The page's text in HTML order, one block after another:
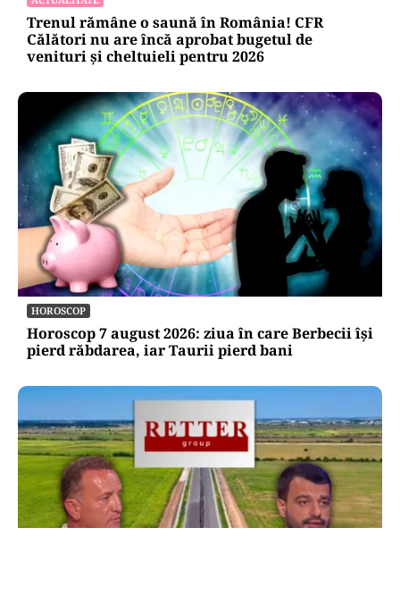
Trenul rămâne o saună în România! CFR
Călători nu are încă aprobat bugetul de
venituri și cheltuieli pentru 2026
HOROSCOP
Horoscop 7 august 2026: ziua în care Berbecii își
pierd răbdarea, iar Taurii pierd bani